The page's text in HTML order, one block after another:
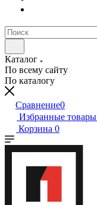
Каталог
По всему сайту
По каталогу
Сравнение0
Избранные товары
Корзина 0